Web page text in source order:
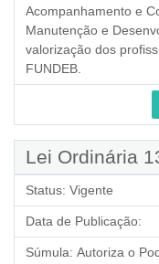
Acompanhamento e
Manutenção e
valorização dos
FUNDEB.
Lei Ordinária
Status: Vigente
Data de Publicação:
Súmula: Autoriza o